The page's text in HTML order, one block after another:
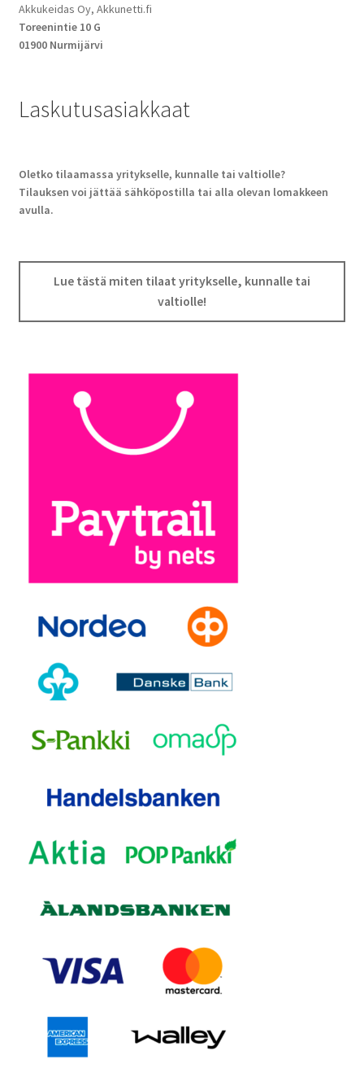
Akkukeidas Oy, Akkunetti.fi
Toreenintie 10 G
01900 Nurmijärvi
Laskutusasiakkaat
Oletko tilaamassa yritykselle, kunnalle tai valtiolle?
Tilauksen voi jättää sähköpostilla tai alla olevan lomakkeen
avulla.
Lue tästä miten tilaat yritykselle, kunnalle tai
valtiolle!